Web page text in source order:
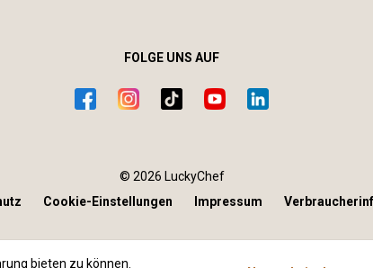
FOLGE UNS AUF
© 2026 LuckyChef
Cookie-Einstellungen Impressum
bieten zu können.